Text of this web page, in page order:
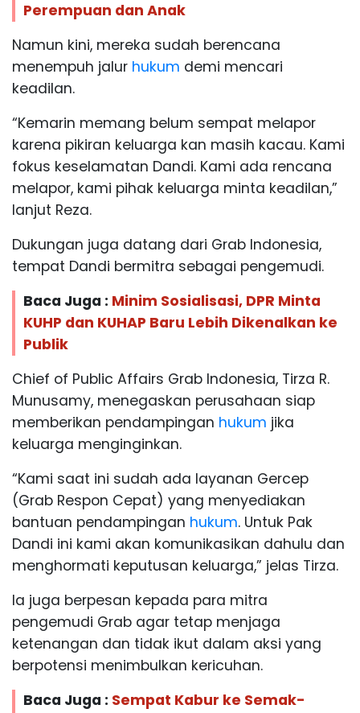
Perempuan dan Anak
Namun kini, mereka sudah berencana
menempuh jalur hukum demi mencari
keadilan.
“Kemarin memang belum sempat melapor
karena pikiran keluarga kan masih kacau. Kami
fokus keselamatan Dandi. Kami ada rencana
melapor, kami pihak keluarga minta keadilan,”
lanjut Reza.
Dukungan juga datang dari Grab Indonesia,
tempat Dandi bermitra sebagai pengemudi.
Baca Juga : Minim Sosialisasi, DPR Minta
KUHP dan KUHAP Baru Lebih Dikenalkan ke
Publik
Chief of Public Affairs Grab Indonesia, Tirza R.
Munusamy, menegaskan perusahaan siap
memberikan pendampingan hukum jika
keluarga menginginkan.
“Kami saat ini sudah ada layanan Gercep
(Grab Respon Cepat) yang menyediakan
bantuan pendampingan hukum. Untuk Pak
Dandi ini kami akan komunikasikan dahulu dan
menghormati keputusan keluarga,” jelas Tirza.
Ia juga berpesan kepada para mitra
pengemudi Grab agar tetap menjaga
ketenangan dan tidak ikut dalam aksi yang
berpotensi menimbulkan kericuhan.
Baca Juga : Sempat Kabur ke Semak-